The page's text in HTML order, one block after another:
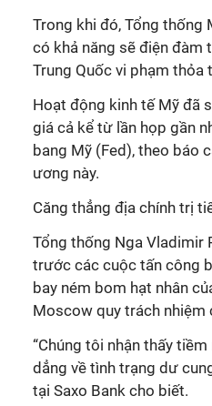
Trong khi đó, Tổng thống
có khả năng sẽ điện đàm
Trung Quốc vi phạm thỏa
Hoạt động kinh tế Mỹ đã
giá cả kể từ lần họp gần
bang Mỹ (Fed), theo báo
ương này.
Căng thẳng địa chính trị
Tổng thống Nga Vladimir
trước các cuộc tấn công
bay ném bom hạt nhân
Moscow quy trách nhiệm
“Chúng tôi nhận thấy
dẳng về tình trạng dư
tại Saxo Bank cho biết.